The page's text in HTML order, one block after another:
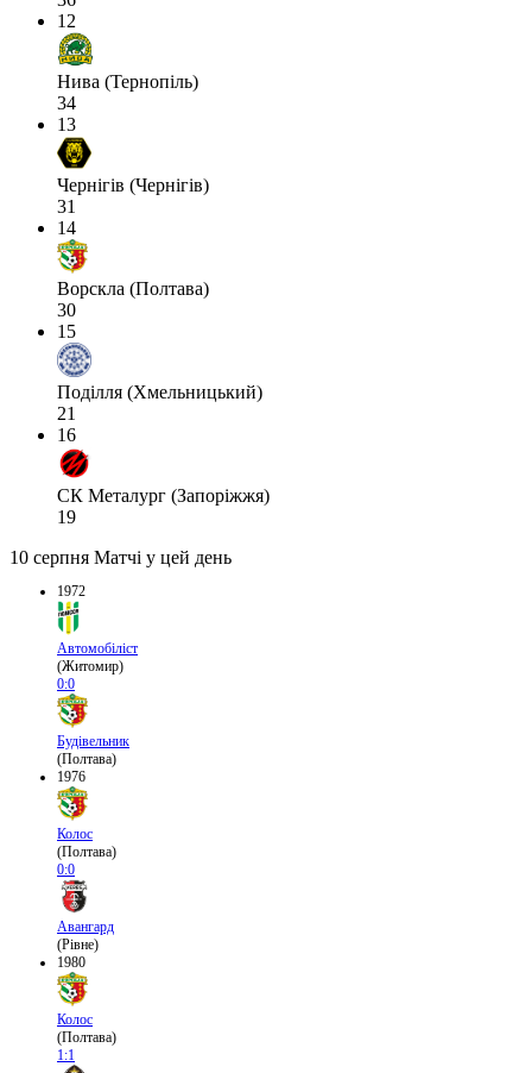
12
Нива (Тернопіль)
34
13
Чернігів (Чернігів)
31
14
Ворскла (Полтава)
30
15
Поділля (Хмельницький)
21
16
СК Металург (Запоріжжя)
19
10 серпня Матчі у цей день
1972
Автомобіліст
(Житомир)
0:0
Будівельник
(Полтава)
1976
Колос
(Полтава)
0:0
Авангард
(Рівне)
1980
Колос
(Полтава)
1:1